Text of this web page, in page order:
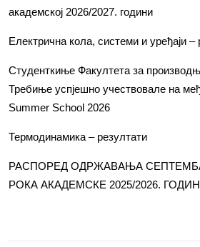
академској 2026/2027. години
Електрична кола, системи и уређаји –
Студенткиње Факултета за
Требиње успјешно учествовале на
Summer School 2026
Термодинамика – резултати
РАСПОРЕД ОДРЖАВАЊА
РОКА АКАДЕМСКЕ 2025/2026.